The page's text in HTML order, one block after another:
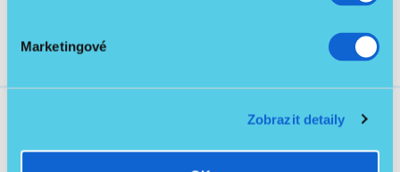
Marketingové
Zobrazit detaily
Související produkty